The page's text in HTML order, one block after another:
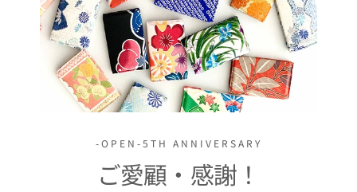
-OPEN-5TH ANNIVERSARY
ご愛顧・感謝！